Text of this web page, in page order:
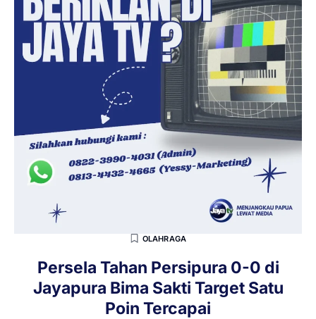
OLAHRAGA
Persela Tahan Persipura 0-0 di
Jayapura Bima Sakti Target Satu
Poin Tercapai